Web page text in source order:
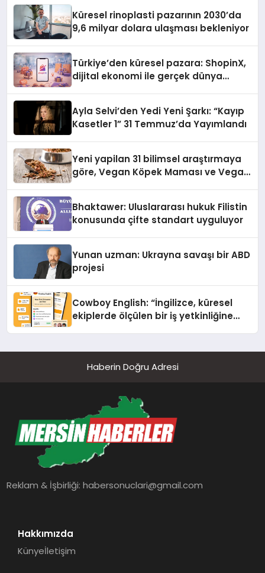
Küresel rinoplasti pazarının 2030’da
9,6 milyar dolara ulaşması bekleniyor
Türkiye’den küresel pazara: ShopinX,
dijital ekonomi ile gerçek dünya
Ayla Selvi’den Yedi Yeni Şarkı: “Kayıp
Kasetler 1” 31 Temmuz’da Yayımlandı
Yeni yapilan 31 bilimsel araştırmaya
göre, Vegan Köpek Maması ve Vegan
Bhaktawer: Uluslararası hukuk Filistin
konusunda çifte standart uyguluyor
Yunan uzman: Ukrayna savaşı bir ABD
projesi
Cowboy English: “İngilizce, küresel
ekiplerde ölçülen bir iş yetkinliğine
Haberin Doğru Adresi
Reklam & İşbirliği:habersonuclari@gmail.com
Hakkımızda
Künyeİletişim